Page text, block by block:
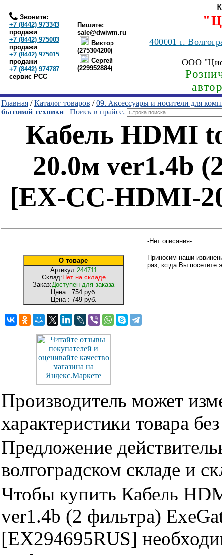
Звоните:
+7 (8442) 973343
продажи
+7 (8442) 975003
продажи
+7 (8442) 975015
продажи
+7 (8442) 974787
сервис РСС
Пишите:
sale@dwiwm.ru
Виктор
(275304200)
Сергей
(229952884)
400001г.
ООО
Главная /Каталог товаров /09. Аксессуары и носители для
бытовой техники
Поиск в прайсе:
Кабель HDMI
20.0м ver1.4b
[EX-CC-HDMI-
О товаре
Артикул:244711
Склад: Нет на складе
Заказ:Доступен для заказа
Цена : 754 руб.
Цена : 749 руб.
-Нет описания-
Приносим наши
раз, когда Вы посетите
Производитель может
характеристики товара
Предложение
волгоградском складе и
Чтобы купить Кабель
ver1.4b (2 фильтра)
[EX294695RUS]